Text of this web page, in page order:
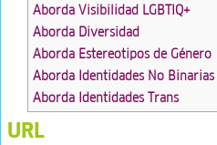
Aborda Visibilidad LGBTIQ+
Aborda Diversidad
Aborda Estereotipos de Género
Aborda Identidades No Binarias
Aborda Identidades Trans
URL